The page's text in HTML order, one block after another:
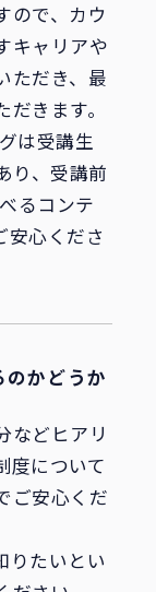
ので、カウ
キャリアや
ただき、最
きます。
は受講生
り、受講前
るコンテ
安心くださ
かどうか
などヒアリ
度について
ご安心くだ
りたいとい